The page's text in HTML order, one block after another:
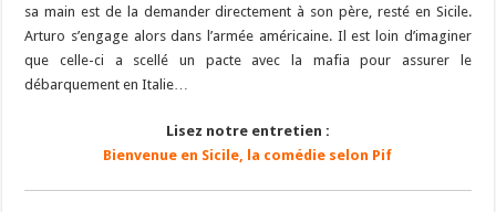
sa main est de la demander directement à son père, resté en Sicile.
Arturo s’engage alors dans l’armée américaine. Il est loin d’imaginer
que celle-ci a scellé un pacte avec la mafia pour assurer le
débarquement en Italie…
Lisez notre entretien :
Bienvenue en Sicile, la comédie selon Pif